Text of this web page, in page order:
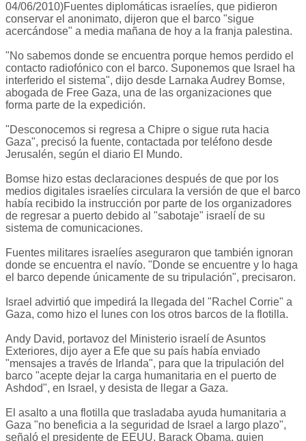
04/06/2010)Fuentes diplomáticas israelíes, que pidieron
conservar el anonimato, dijeron que el barco "sigue
acercándose" a media mañana de hoy a la franja palestina.
"No sabemos donde se encuentra porque hemos perdido el
contacto radiofónico con el barco. Suponemos que Israel ha
interferido el sistema", dijo desde Larnaka Audrey Bomse,
abogada de Free Gaza, una de las organizaciones que
forma parte de la expedición.
"Desconocemos si regresa a Chipre o sigue ruta hacia
Gaza", precisó la fuente, contactada por teléfono desde
Jerusalén, según el diario El Mundo.
Bomse hizo estas declaraciones después de que por los
medios digitales israelíes circulara la versión de que el barco
había recibido la instrucción por parte de los organizadores
de regresar a puerto debido al "sabotaje" israelí de su
sistema de comunicaciones.
Fuentes militares israelíes aseguraron que también ignoran
donde se encuentra el navío. "Donde se encuentre y lo haga
el barco depende únicamente de su tripulación", precisaron.
Israel advirtió que impedirá la llegada del "Rachel Corrie" a
Gaza, como hizo el lunes con los otros barcos de la flotilla.
Andy David, portavoz del Ministerio israelí de Asuntos
Exteriores, dijo ayer a Efe que su país había enviado
"mensajes a través de Irlanda", para que la tripulación del
barco "acepte dejar la carga humanitaria en el puerto de
Ashdod", en Israel, y desista de llegar a Gaza.
El asalto a una flotilla que trasladaba ayuda humanitaria a
Gaza "no beneficia a la seguridad de Israel a largo plazo",
señaló el presidente de EEUU, Barack Obama, quien